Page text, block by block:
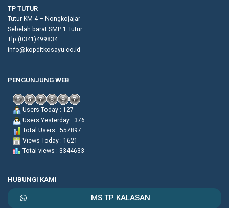
TP TUTUR
Tutur KM 4 – Nongkojajar
Sebelah barat SMP 1 Tutur
Tlp (0341)499834
info@kopditkosayu.co.id
PENGUNJUNG WEB
Users Today : 127
Users Yesterday : 376
Total Users : 557897
Views Today : 1621
Total views : 3344633
HUBUNGI KAMI
MS TP KALASAN